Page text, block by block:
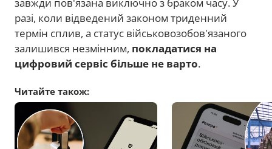
разі, коли відведений законом триденний
термін сплив, а статус військовозобов'язаного
залишився незмінним, покладатися на
цифровий сервіс більше не варто.
Читайте також: